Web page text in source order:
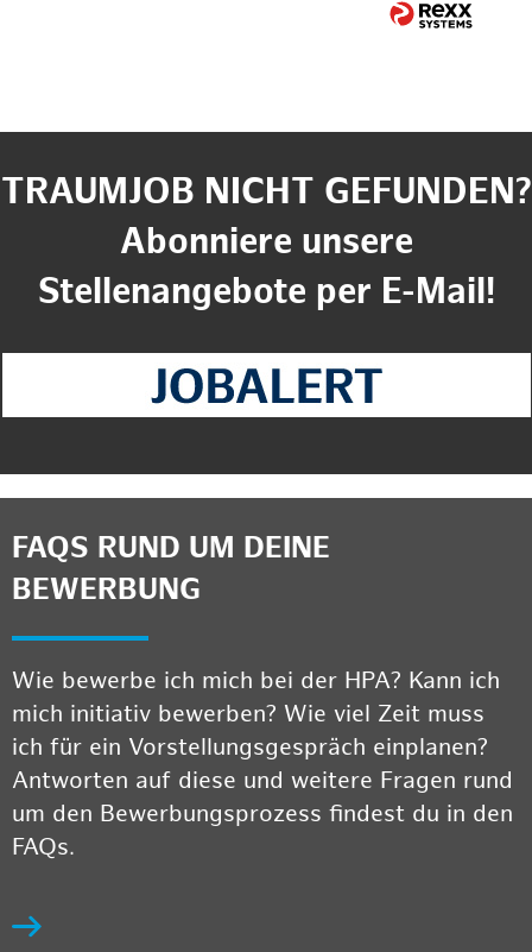
TRAUMJOB NICHT GEFUNDEN?
Abonniere unsere
Stellenangebote per E-Mail!
FAQS RUND UM DEINE
BEWERBUNG
Wie bewerbe ich mich bei der HPA? Kann ich
mich initiativ bewerben? Wie viel Zeit muss
ich für ein Vorstellungsgespräch einplanen?
Antworten auf diese und weitere Fragen rund
um den Bewerbungsprozess findest du in den
FAQs.